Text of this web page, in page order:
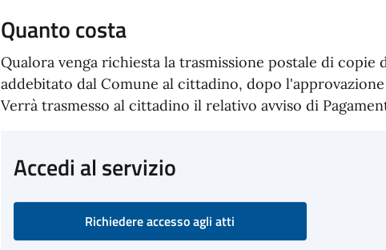
Quanto costa
Qualora venga richiesta la trasmissione postale di
addebitato dal Comune al cittadino, dopo
Verrà trasmesso al cittadino il relativo avviso di
Accedi al servizio
Richiedere accesso agli atti